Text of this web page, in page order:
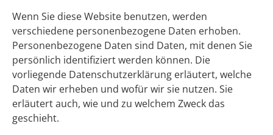
Wenn Sie diese Website benutzen, werden
verschiedene personenbezogene Daten erhoben.
Personenbezogene Daten sind Daten, mit denen Sie
persönlich identifiziert werden können. Die
vorliegende Datenschutzerklärung erläutert, welche
Daten wir erheben und wofür wir sie nutzen. Sie
erläutert auch, wie und zu welchem Zweck das
geschieht.